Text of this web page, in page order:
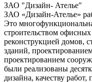
ЗАО "Дизайн- Ателье"
ЗАО «Дизайн-Ателье»
Это
строительством
реконструкцией домов,
зданий,
проектированием
были реализованы
дизайна, качеству